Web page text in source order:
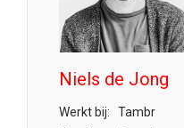
Niels de Jong
Werkt bij:
Tambr